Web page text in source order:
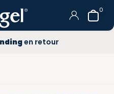
0
en retour